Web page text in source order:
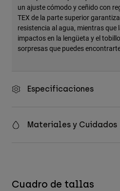
un ajuste cómodo y ceñido con
TEX de la parte superior
resistencia al agua, mientras
impactos en la lengüeta y el
sorpresas que puedes
Especificaciones
Materiales y Cuidados
Cuadro de tallas